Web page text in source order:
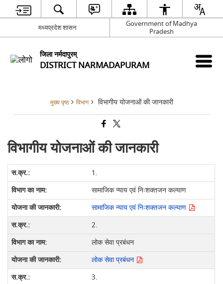
मध्यप्रदेश शासन
Government of Madhya
Pradesh
जिला नर्मदापुरम्
DISTRICT NARMADAPURAM
मुख्य पृष्ठ विभाग विभागीय योजनाओं की जानकारी
विभागीय योजनाओं की जानकारी
1.
सामाजिक न्याय एवं निःशक्तजन कल्याण
सामाजिक न्याय एवं निःशक्तजन कल्याण
2.
लोक सेवा प्रबंधन
लोक सेवा प्रबंधन
3.